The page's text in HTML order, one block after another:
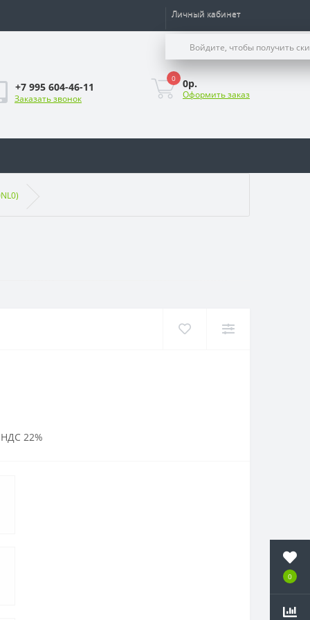
0
0
Личный кабинет
Войдите, чтобы получить
+7 995 604-46-11
Заказать звонок
0 0р.
Оформить заказ
22%